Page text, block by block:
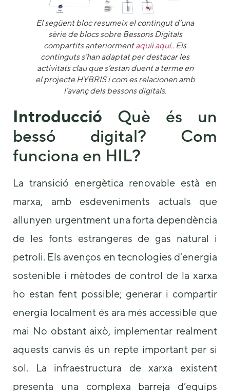
El següent bloc resumeix el contingut d’una
sèrie de blocs sobre Bessons Digitals
compartits anteriorment aquíi aquí.. Els
continguts s’han adaptat per destacar les
activitats clau que s’estan duent a terme en
el projecte HYBRIS i com es relacionen amb
l’avanç dels bessons digitals.
Introducció Què és un
bessó digital? Com
funciona en HIL?
La transició energètica renovable està en
marxa, amb esdeveniments actuals que
allunyen urgentment una forta dependència
de les fonts estrangeres de gas natural i
petroli. Els avenços en tecnologies d’energia
sostenible i mètodes de control de la xarxa
ho estan fent possible; generar i compartir
energia localment és ara més accessible que
mai No obstant això, implementar realment
aquests canvis és un repte important per si
sol. La infraestructura de xarxa existent
presenta una complexa barreja d’equips
Necessary
These
cookies are
optional.
They are
needed for
the website
to function.
Statistics
us to
improve the
website's
functionality
structure,
how the
used.
Experience
In order for
our website
to perform
possible